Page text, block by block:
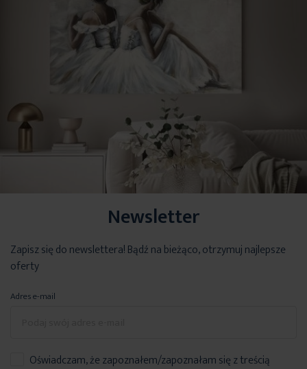
Newsletter
Zapisz się do newslettera! Bądź na bieżąco, otrzymuj najlepsze
oferty
Adres e-mail
Oświadczam, że zapoznałem/zapoznałam się z treścią